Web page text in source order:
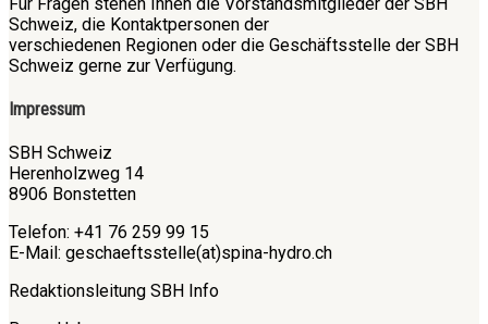
Schweiz, die Kontaktpersonen der
verschiedenen Regionen oder die Geschäftsstelle der SBH
Schweiz gerne zur Verfügung.
Impressum
SBH Schweiz
Herenholzweg 14
8906 Bonstetten
Telefon: +41 76 259 99 15
E-Mail: geschaeftsstelle(at)spina-hydro.ch
Redaktionsleitung SBH Info